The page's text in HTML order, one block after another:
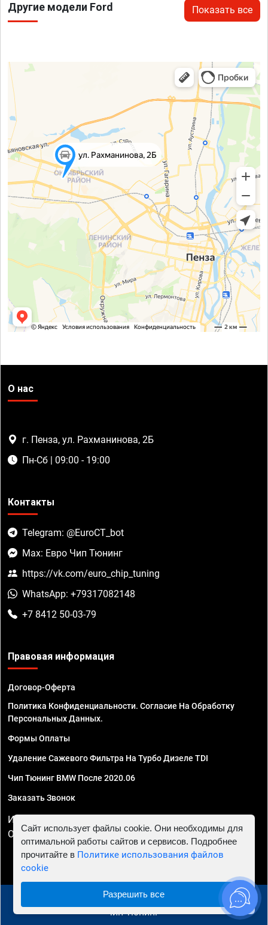
Другие модели Ford Показать все
О нас
г. Пенза, ул. Рахманинова, 2Б
Пн-Сб | 09:00 - 19:00
Контакты
Telegram: @EuroCT_bot
Max: Евро Чип Тюнинг
https://vk.com/euro_chip_tuning
WhatsApp: +79317082148
+7 8412 50-03-79
Правовая информация
Договор-Оферта
Политика Конфиденциальности. Согласие На Обработку
Персональных Данных.
Формы Оплаты
Удаление Сажевого Фильтра На Турбо Дизеле TDI
Чип Тюнинг BMW После 2020.06
Заказать Звонок
ИП Смирнов Георгий Павлович. ИНН 781302555843,
ОГРНИП 324470400032610
© 2010 - 2026 Чип тюнинг в Пензе - Автосервис "Евро
Чип Тюнинг"
Сайт использует файлы cookie. Они необходимы для
оптимальной работы сайтов и сервисов. Подробнее
прочитайте в Политике использования файлов
cookie
Разрешить все